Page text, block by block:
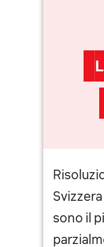
sono il